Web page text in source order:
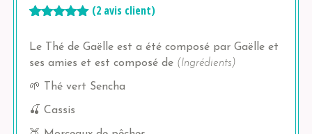
customer
ratings
(2 avis client)
Le Thé de Gaëlle est a été composé par Gaëlle et
ses amies et est composé de (Ingrédients)
🌱 Thé vert Sencha
🍒 Cassis